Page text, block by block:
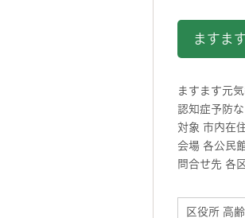
ますま
ますます元
認知症予防
対象 市内在
会場 各公民
問合せ先 各
区役所 高